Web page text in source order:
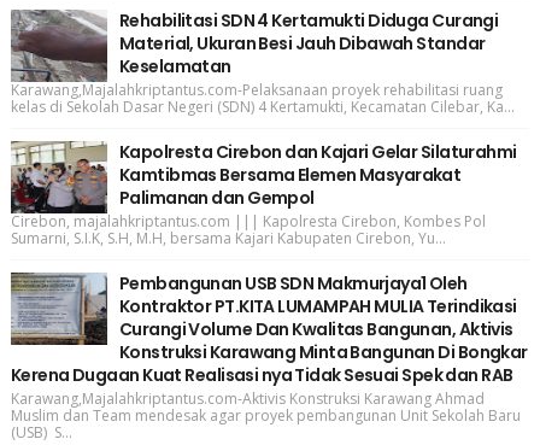
Rehabilitasi SDN 4 Kertamukti Diduga Curangi
Material, Ukuran Besi Jauh Dibawah Standar
Keselamatan
Karawang,Majalahkriptantus.com-Pelaksanaan proyek rehabilitasi ruang
kelas di Sekolah Dasar Negeri (SDN) 4 Kertamukti, Kecamatan Cilebar, Ka...
Kapolresta Cirebon dan Kajari Gelar Silaturahmi
Kamtibmas Bersama Elemen Masyarakat
Palimanan dan Gempol
Cirebon, majalahkriptantus.com ||| Kapolresta Cirebon, Kombes Pol
Sumarni, S.I.K, S.H, M.H, bersama Kajari Kabupaten Cirebon, Yu...
Pembangunan USB SDN Makmurjaya1 Oleh
Kontraktor PT.KITA LUMAMPAH MULIA Terindikasi
Curangi Volume Dan Kwalitas Bangunan, Aktivis
Konstruksi Karawang Minta Bangunan Di Bongkar
Kerena Dugaan Kuat Realisasi nya Tidak Sesuai Spek dan RAB
Karawang,Majalahkriptantus.com-Aktivis Konstruksi Karawang Ahmad
Muslim dan Team mendesak agar proyek pembangunan Unit Sekolah Baru
(USB) S...